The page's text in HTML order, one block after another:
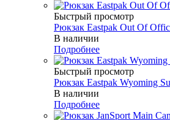
Быстрый просмотр
Рюкзак Eastpak Out Of
В наличии
Подробнее
Быстрый просмотр
Рюкзак Eastpak Wyoming
В наличии
Подробнее